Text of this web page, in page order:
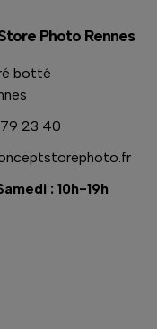
Photo Rennes
botté
23 40
: 10h-19h